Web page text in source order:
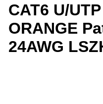
CAT6 U/
ORANGE
24AWG